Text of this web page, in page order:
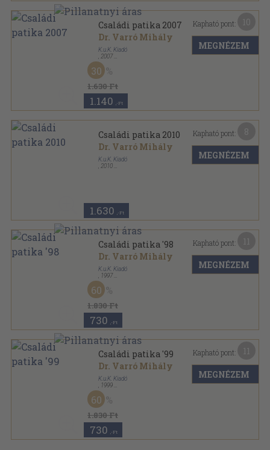
Családi patika 2007
Dr. Varró Mihály
K.u.K. Kiadó
2007
Fűzött kemény papírkötés
Családi patika sorozat
1.630 Ft
30
1.140 ,-Ft
Kapható pont:
MEGNÉZEM
Családi patika 2010
Dr. Varró Mihály
K.u.K. Kiadó
2010
1.630 ,-Ft
Kapható pont:
MEGNÉZEM
Családi patika '98
Dr. Varró Mihály
K.u.K. Kiadó
1997
Fűzött kemény papírkötés
Családi patika sorozat
1.830 Ft
60
730 ,-Ft
Kapható pont:
MEGNÉZEM
Családi patika '99
Dr. Varró Mihály
K.u.K. Kiadó
1999
Fűzött kemény papírkötés
Családi patika sorozat
1.830 Ft
60
730 ,-Ft
Kapható pont:
MEGNÉZEM